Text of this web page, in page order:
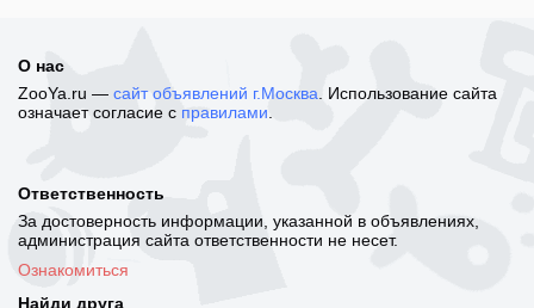
О нас
ZooYa.ru — сайт объявлений г.Москва . Использование сайта
означает согласие с правилами
Ответственность
За достоверность информации, указанной в объявлениях,
администрация сайта ответственности не несет.
Ознакомиться
Найди друга